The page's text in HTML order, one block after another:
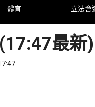
體育 立法會
最新)